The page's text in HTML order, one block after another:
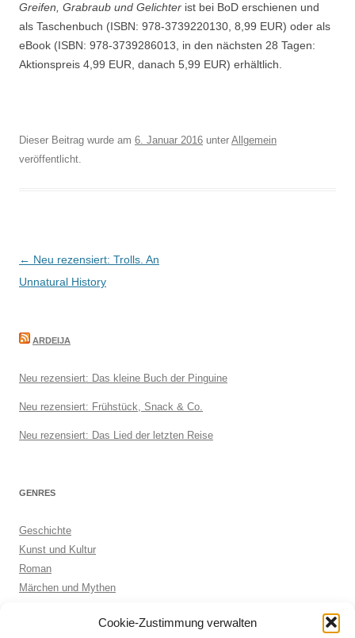
Cookie-Zustimmung verwalten
Greifen, Grabraub und Gelichter ist bei BoD erschienen und
als Taschenbuch (ISBN: 978-3739220130, 8,99 EUR) oder als
eBook (ISBN: 978-3739286013, in den nächsten 28 Tagen:
Aktionspreis 4,99 EUR, danach 5,99 EUR) erhältlich.
Dieser Beitrag wurde am 6. Januar 2016 unter Allgemein
veröffentlicht.
Beitragsnavigation
← Neu rezensiert: Trolls. An
Unnatural History
ARDEIJA
Neu rezensiert: Das kleine Buch der Pinguine
Neu rezensiert: Frühstück, Snack & Co.
Neu rezensiert: Das Lied der letzten Reise
GENRES
Geschichte
Kunst und Kultur
Roman
Märchen und Mythen